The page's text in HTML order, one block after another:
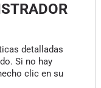
detalladas
Si no hay
clic en su